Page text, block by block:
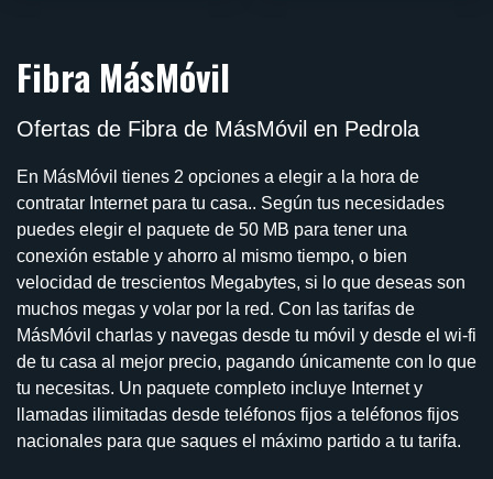
Fibra MásMóvil
Ofertas de Fibra de MásMóvil en Pedrola
En MásMóvil tienes 2 opciones a elegir a la hora de
contratar Internet para tu casa.. Según tus necesidades
puedes elegir el paquete de 50 MB para tener una
conexión estable y ahorro al mismo tiempo, o bien
velocidad de trescientos Megabytes, si lo que deseas son
muchos megas y volar por la red. Con las tarifas de
MásMóvil charlas y navegas desde tu móvil y desde el wi-fi
de tu casa al mejor precio, pagando únicamente con lo que
tu necesitas. Un paquete completo incluye Internet y
llamadas ilimitadas desde teléfonos fijos a teléfonos fijos
nacionales para que saques el máximo partido a tu tarifa.